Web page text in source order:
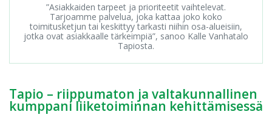
”Asiakkaiden tarpeet ja prioriteetit vaihtelevat.
Tarjoamme palvelua, joka kattaa joko koko
toimitusketjun tai keskittyy tarkasti niihin osa-alueisiin,
jotka ovat asiakkaalle tärkeimpiä”, sanoo Kalle Vanhatalo
Tapiosta.
Tapio – riippumaton ja valtakunnallinen
kumppani liiketoiminnan kehittämisessä